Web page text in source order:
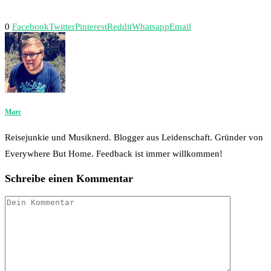
0 FacebookTwitterPinterestRedditWhatsappEmail
Marc
Reisejunkie und Musiknerd. Blogger aus Leidenschaft. Gründer von
Everywhere But Home. Feedback ist immer willkommen!
Schreibe einen Kommentar